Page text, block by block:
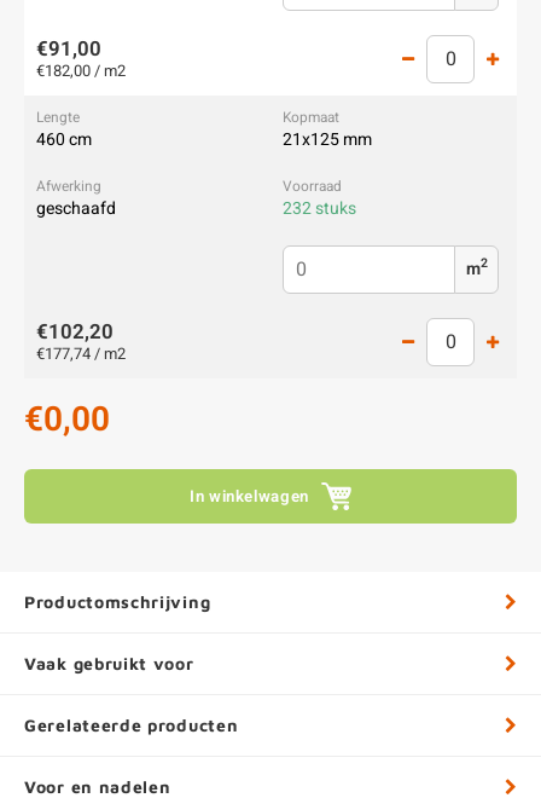
€91,00
€182,00 / m2
460 cm 21x125 mm
geschaafd 232 stuks
m2
€102,20
€177,74 / m2
€0,00
In winkelwagen
Productomschrijving
Vaak gebruikt voor
Gerelateerde producten
Voor en nadelen